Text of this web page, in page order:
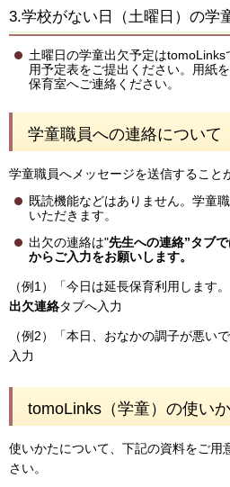
3.学校がない日（土曜日）の学
土曜日の学童出欠予定はtomoLinks
用予定表をご提出ください。用紙
保育室へご連絡ください。
学童職員への連絡について
学童職員へメッセージを送信すること
既読機能などはありません。学童
いただきます。
出欠の連絡は"先生への連絡”タブ
からご入力をお願いします。
（例1）「今日は延長保育利用します
出欠連絡タブへ入力
（例2）「本日、おなかの調子が悪い
入力
tomoLinks（学童）の使い
使いかたについて、下記の資料をご用
さい。